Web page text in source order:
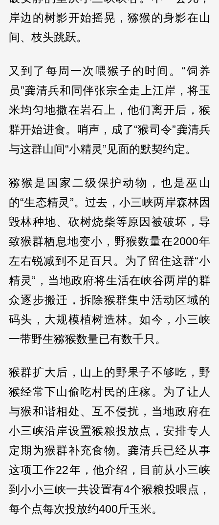
岸边的树影开始摇晃，猕猴的身影在山
间、枝头跳跃。
又到了每周一次喂猴子的时间。“饲养
员”龚清兵和同伴张宗全走上江岸，将玉
米均匀地撒在岩石上，他们离开后，猴
群开始进食。哨声，成了“猴司令”龚清兵
与这群山间“小精灵”见面的默契约定。
猕猴是国家二级保护动物，也是巫山
的“生态精灵”。过去，小三峡两岸森林因
毁林种地、砍树烧柴等原因被破坏，导
致猴群栖息地变小，野猴数量在2000年
左右锐减到不足百只。为了留住这群“小
精灵”，当地政府将生活在峡谷两岸的群
众逐步搬迁，拆除猴群集中活动区域的
码头，大规模植树造林。如今，小三峡
一带野生猕猴数量已有数千只。
猴群扩大后，山上的野果子不够吃，野
猴经常下山偷吃村民的庄稼。为了让人
与猴和谐相处、互不侵扰，当地政府在
小三峡沿岸设置猴粮投放点，安排专人
定期为猴群补充食物。龚清兵已经从事
这项工作22年，他介绍，目前从小三峡
到小小三峡一共设置有4个猴粮投喂点，
每个点每次投放约400斤玉米。